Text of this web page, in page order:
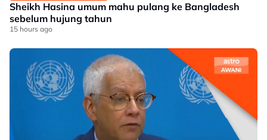
Sheikh Hasina umum mahu pulang ke Bangladesh
sebelum hujung tahun
15 hours ago